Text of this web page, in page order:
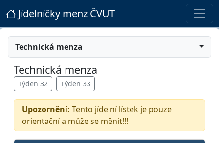
Jídelníčky menz ČVUT
Technická menza
Technická menza
Týden 32 Týden 33
Upozornění: Tento jídelní lístek je pouze
orientační a může se měnit!!!